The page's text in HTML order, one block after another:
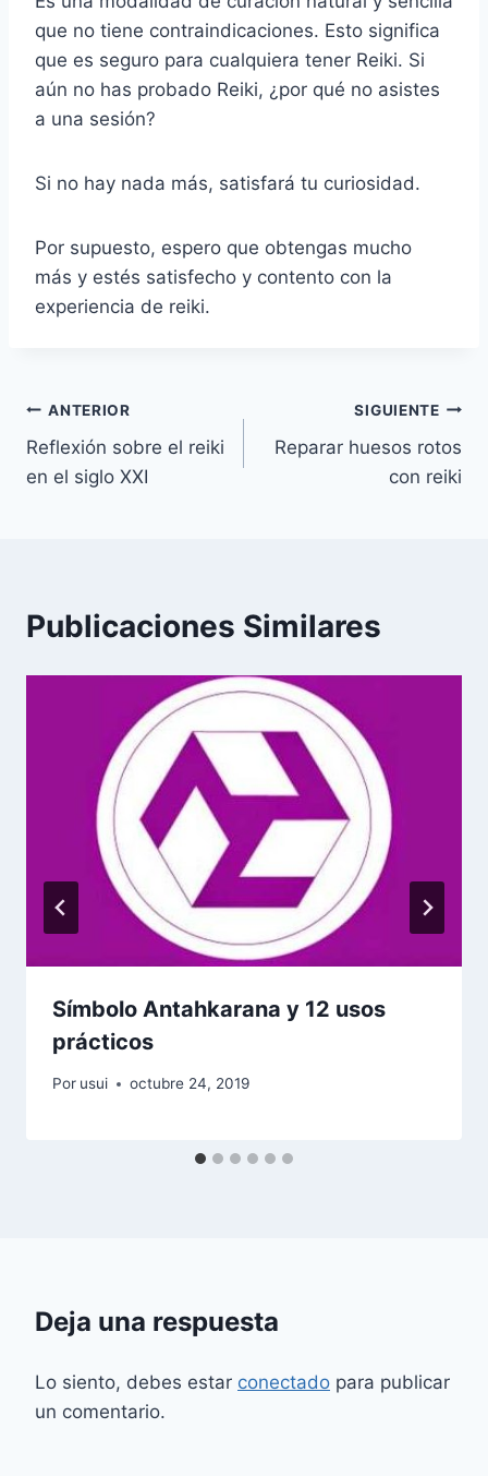
que no tiene contraindicaciones. Esto significa
que es seguro para cualquiera tener Reiki. Si
aún no has probado Reiki, ¿por qué no asistes
a una sesión?
Si no hay nada más, satisfará tu curiosidad.
Por supuesto, espero que obtengas mucho
más y estés satisfecho y contento con la
experiencia de reiki.
Navegación
de
ANTERIOR
Reflexión sobre el reiki
en el siglo XXI
SIGUIENTE
Reparar huesos rotos
con reiki
Publicaciones Similares
Símbolo Antahkarana y 12 usos
prácticos
Por usui octubre 24, 2019
Deja una respuesta
Lo siento, debes estar conectado para publicar
un comentario.